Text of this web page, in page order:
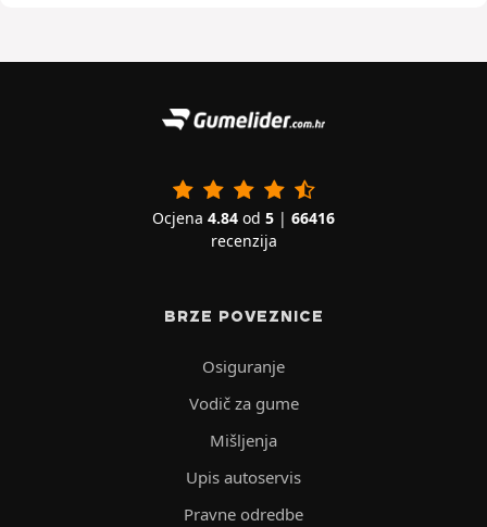
Ocjena 4.84 od 5 | 66416
recenzija
BRZE POVEZNICE
Osiguranje
Vodič za gume
Mišljenja
Upis autoservis
Pravne odredbe